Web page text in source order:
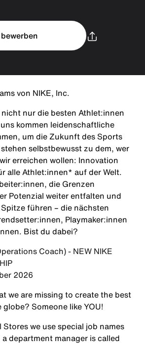
von NIKE, Inc.
nur die besten Athlet:innen
kommen leidenschaftliche
um die Zukunft des Sports
selbstbewusst zu dem, wer
erreichen wollen: Innovation
alle Athlet:innen* auf der Welt.
die Grenzen
Potenzial weiter entfalten und
führen – die nächsten
Playmaker:innen
Bist du dabei?
Coach) - NEW NIKE
2026
we are missing to create the best
Someone likeYOU!
Stores we use special job names
department manager is called